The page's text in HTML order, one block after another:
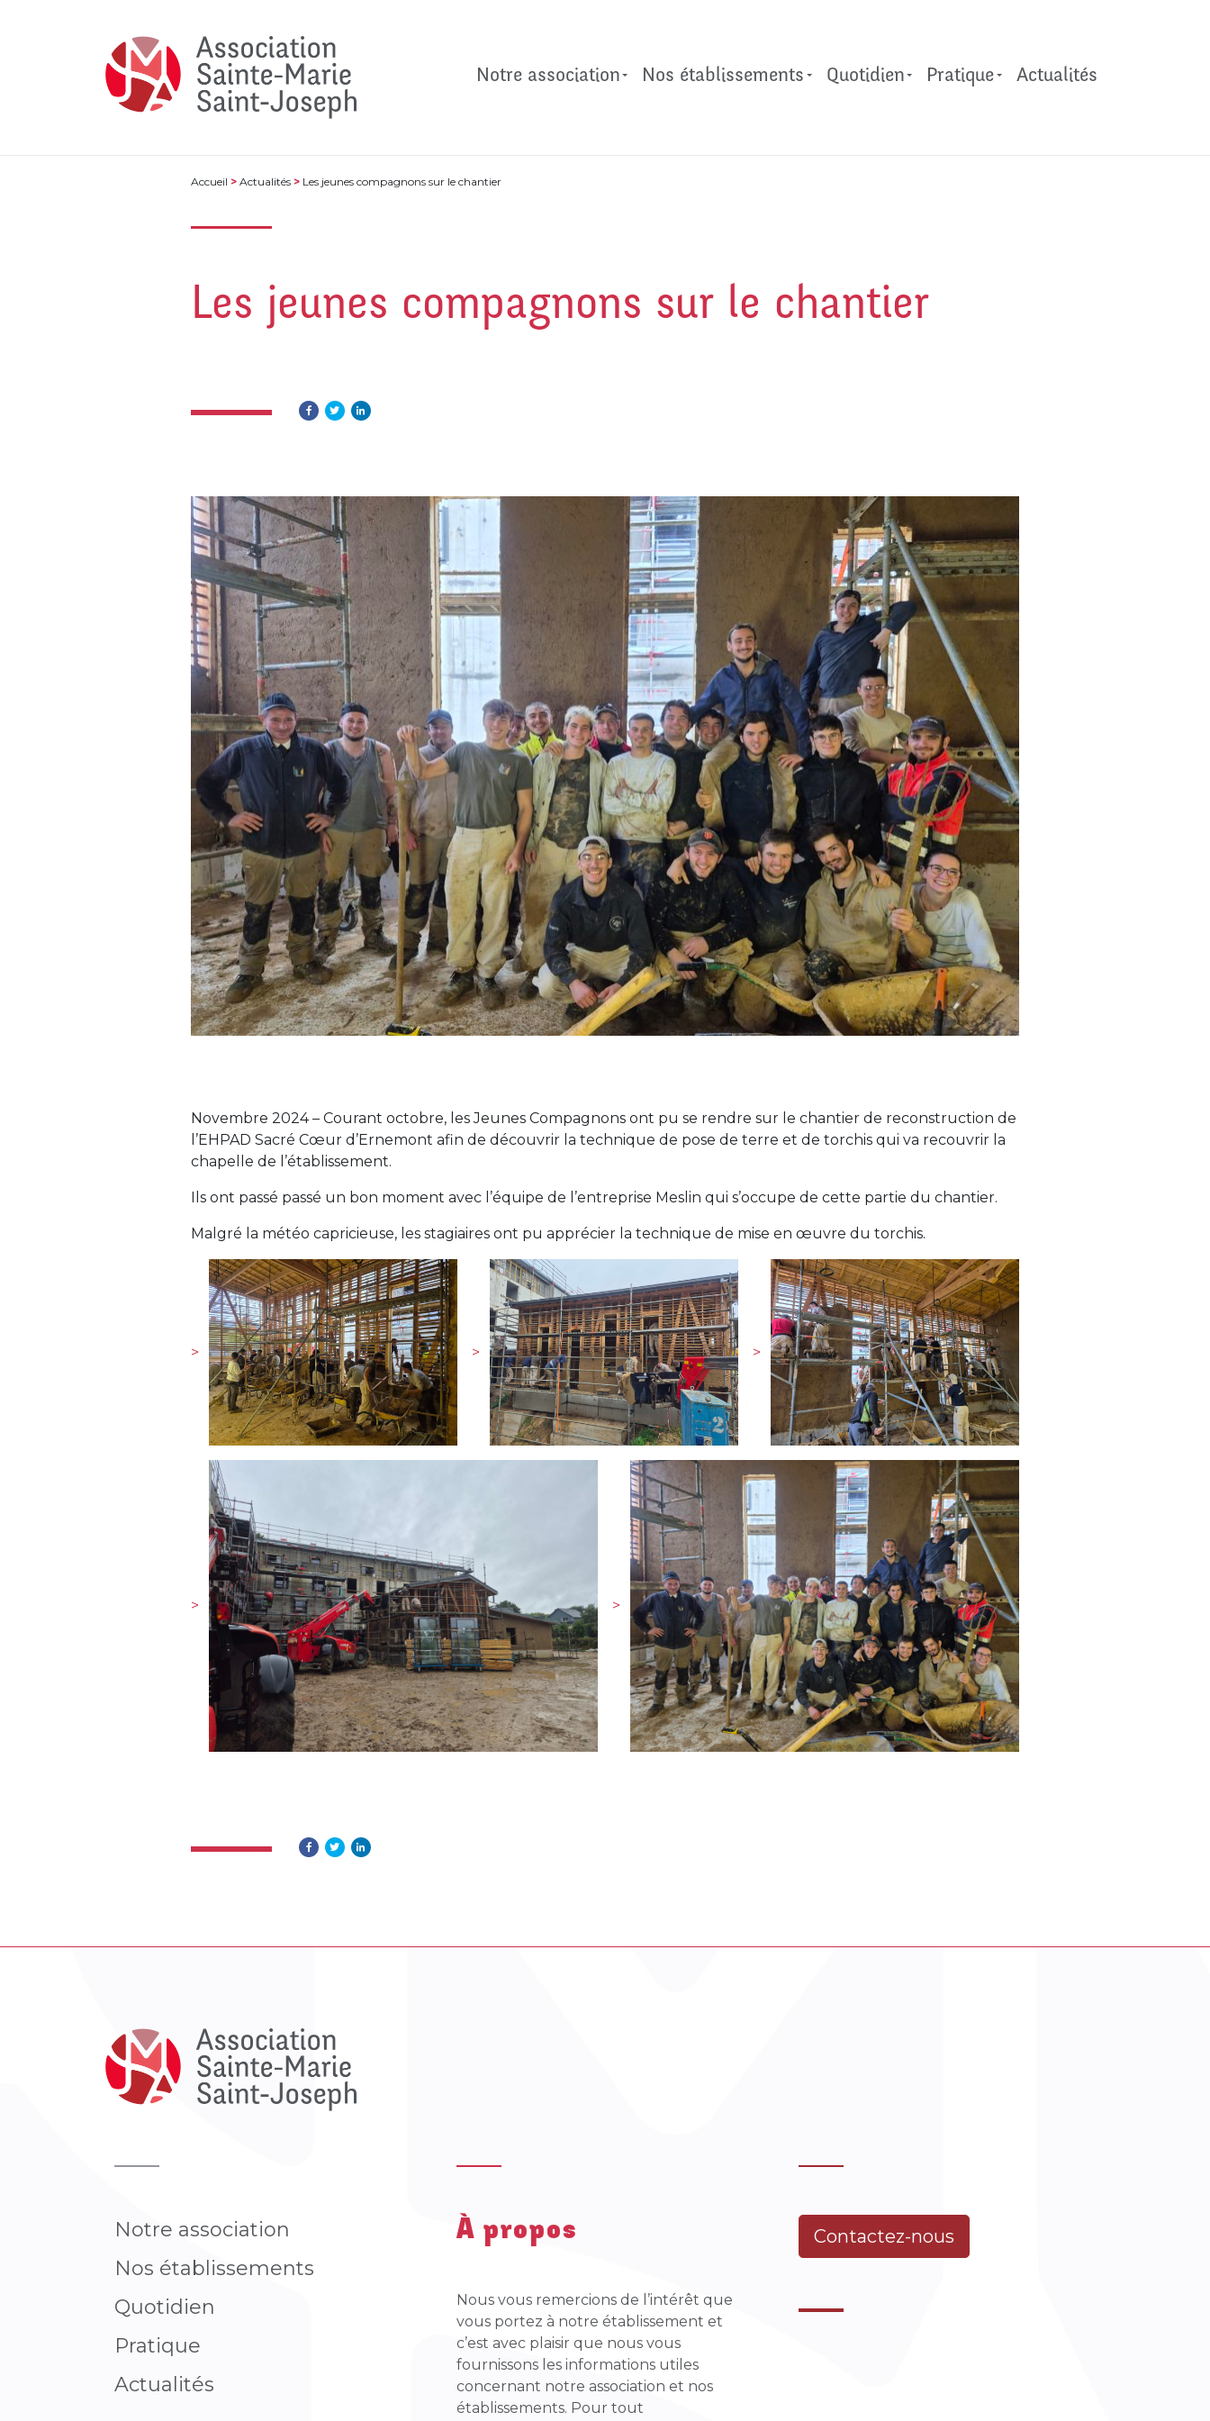
Notre association Nos établissements Quotidien Pratique​ Actualités
Accueil > Actualités> Les jeunes compagnons sur le chantier
Les jeunes compagnons sur le chantier
Novembre 2024 – Courant octobre, les Jeunes Compagnons ont pu se rendre sur le chantier de reconstruction de
l’EHPAD Sacré Cœur d’Ernemont afin de découvrir la technique de pose de terre et de torchis qui va recouvrir la
chapelle de l’établissement.
Ils ont passé passé un bon moment avec l’équipe de l’entreprise Meslin qui s’occupe de cette partie du chantier.
Malgré la météo capricieuse, les stagiaires ont pu apprécier la technique de mise en œuvre du torchis.
Notre association
Nos établissements
Quotidien
Pratique​
Actualités
À propos
Nous vous remercions de l’intérêt que
vous portez à notre établissement et
c’est avec plaisir que nous vous
fournissons les informations utiles
concernant notre association et nos
établissements. Pour tout
Contactez-nous